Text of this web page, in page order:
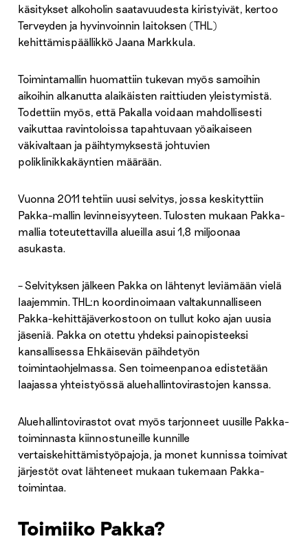
käsitykset alkoholin saatavuudesta kiristyivät, kertoo
Terveyden ja hyvinvoinnin laitoksen (THL)
kehittämispäällikkö Jaana Markkula.
Toimintamallin huomattiin tukevan myös samoihin
aikoihin alkanutta alaikäisten raittiuden yleistymistä.
Todettiin myös, että Pakalla voidaan mahdollisesti
vaikuttaa ravintoloissa tapahtuvaan yöaikaiseen
väkivaltaan ja päihtymyksestä johtuvien
poliklinikkakäyntien määrään.
Vuonna 2011 tehtiin uusi selvitys, jossa keskityttiin
Pakka-mallin levinneisyyteen. Tulosten mukaan Pakka-
mallia toteutettavilla alueilla asui 1,8 miljoonaa
asukasta.
– Selvityksen jälkeen Pakka on lähtenyt leviämään vielä
laajemmin. THL:n koordinoimaan valtakunnalliseen
Pakka-kehittäjäverkostoon on tullut koko ajan uusia
jäseniä. Pakka on otettu yhdeksi painopisteeksi
kansallisessa Ehkäisevän päihdetyön
toimintaohjelmassa. Sen toimeenpanoa edistetään
laajassa yhteistyössä aluehallintovirastojen kanssa.
Aluehallintovirastot ovat myös tarjonneet uusille Pakka-
toiminnasta kiinnostuneille kunnille
vertaiskehittämistyöpajoja, ja monet kunnissa toimivat
järjestöt ovat lähteneet mukaan tukemaan Pakka-
toimintaa.
Toimiiko Pakka?